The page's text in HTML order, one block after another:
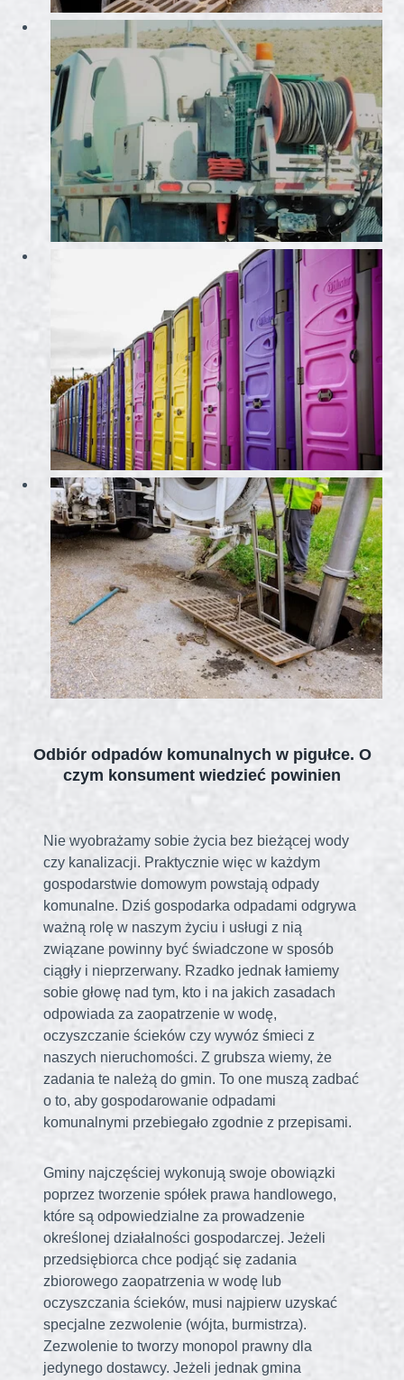
Odbiór odpadów komunalnych w pigułce. O
czym konsument wiedzieć powinien
Nie wyobrażamy sobie życia bez bieżącej wody
czy kanalizacji. Praktycznie więc w każdym
gospodarstwie domowym powstają odpady
komunalne. Dziś gospodarka odpadami odgrywa
ważną rolę w naszym życiu i usługi z nią
związane powinny być świadczone w sposób
ciągły i nieprzerwany. Rzadko jednak łamiemy
sobie głowę nad tym, kto i na jakich zasadach
odpowiada za zaopatrzenie w wodę,
oczyszczanie ścieków czy wywóz śmieci z
naszych nieruchomości. Z grubsza wiemy, że
zadania te należą do gmin. To one muszą zadbać
o to, aby gospodarowanie odpadami
komunalnymi przebiegało zgodnie z przepisami.
Gminy najczęściej wykonują swoje obowiązki
poprzez tworzenie spółek prawa handlowego,
które są odpowiedzialne za prowadzenie
określonej działalności gospodarczej. Jeżeli
przedsiębiorca chce podjąć się zadania
zbiorowego zaopatrzenia w wodę lub
oczyszczania ścieków, musi najpierw uzyskać
specjalne zezwolenie (wójta, burmistrza).
Zezwolenie to tworzy monopol prawny dla
jedynego dostawcy. Jeżeli jednak gmina